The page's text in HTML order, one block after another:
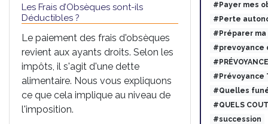
Les Frais d’Obsèques sont-ils
Déductibles ?
Le paiement des frais d'obsèques
revient aux ayants droits. Selon les
impôts, il s'agit d'une dette
alimentaire. Nous vous expliquons
ce que cela implique au niveau de
l'imposition.
#Payer mes
#Perte
#Préparer ma
#prevoyance
#Prévoyance
#Quelles
#QUELS
#succession